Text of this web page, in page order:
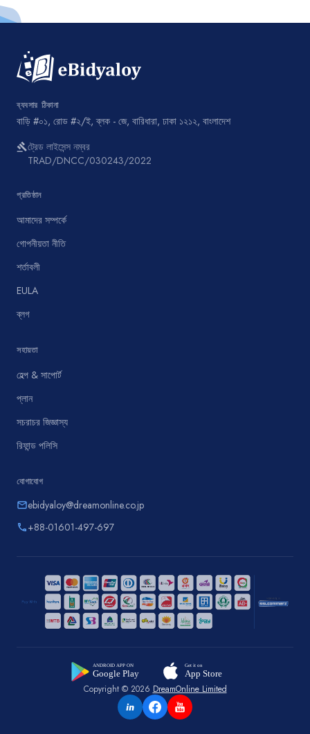
ব্যবসার ঠিকানা
বাড়ি #০১, রোড #২/ই, ব্লক - জে, বারিধারা, ঢাকা ১২১২, বাংলাদেশ
gavelট্রেড লাইসেন্স নম্বর
TRAD/DNCC/030243/2022
প্রতিষ্ঠান
আমাদের সম্পর্কে
গোপনীয়তা নীতি
শর্তাবলী
EULA
ব্লগ
সহায়তা
হেল্প & সাপোর্ট
প্লান
সচরাচর জিজ্ঞাস্য
রিফান্ড পলিসি
যোগাযোগ
emailebidyaloy@dreamonline.co.jp
phone+88-01601-497-697
Copyright © 2026 DreamOnline Limited
in